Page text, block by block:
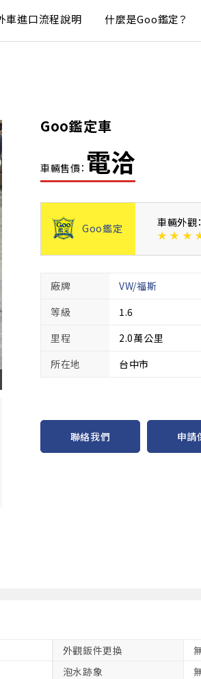
車進口流程說明 什麼是Goo鑑定？
Goo鑑定車
車輛售價： 電洽
Goo鑑定
車輛外觀
★ ★ ★
廠牌 VW/福斯
等級
1.6
里程
2.0萬公里
所在地
台中市
聯絡我們 申請
外觀鈑件更換
泡水跡象